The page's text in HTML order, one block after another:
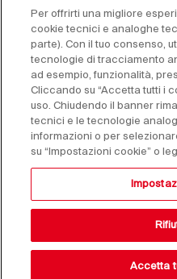
Whistleblowing
Disclaimer
Cookies
accessibilità
Per offrirti una migliore
cookie tecnici e analoghe
parte). Con il tuo consenso,
tecnologie di tracciamento
ad esempio, funzionalità,
Cliccando su “Accetta tutti i
uso. Chiudendo il banner
tecnici e le tecnologie
informazioni o per
su “Impostazioni cookie” o
Accetta